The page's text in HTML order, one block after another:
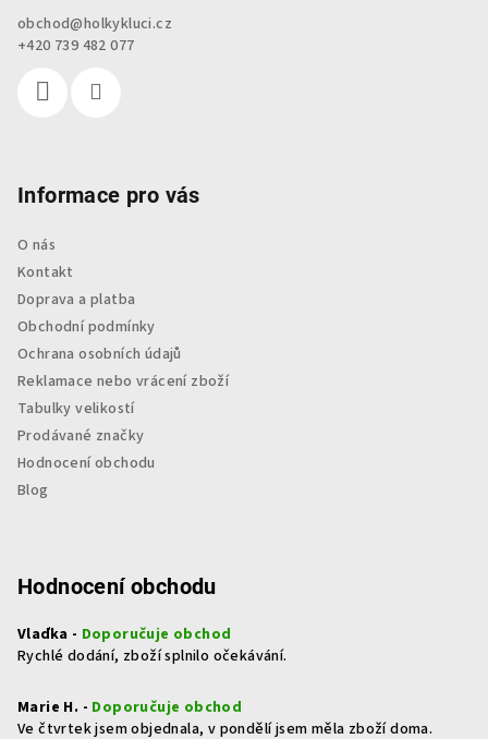
obchod@holkykluci.cz
+420 739 482 077
Informace pro vás
O nás
Kontakt
Doprava a platba
Obchodní podmínky
Ochrana osobních údajů
Reklamace nebo vrácení zboží
Tabulky velikostí
Prodávané značky
Hodnocení obchodu
Blog
Hodnocení obchodu
Vlaďka - Doporučuje obchod
Rychlé dodání, zboží splnilo očekávání.
Marie H. - Doporučuje obchod
Ve čtvrtek jsem objednala, v pondělí jsem měla zboží doma.